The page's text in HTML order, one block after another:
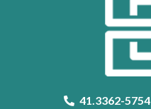
41.3362-5754